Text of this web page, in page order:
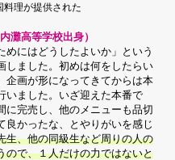
料理が提供された
灘高等学校出身）
にはどうしたよいか」という
しました。初めは何をしたらい
企画が形になってきてからは本
いました。いざ迎えた本番で
に完売し、他のメニューも品切
良かったな、とやりがいを感じ
生、他の同級生など周りの人の
ので、１人だけの力ではないと